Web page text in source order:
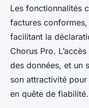
Les fonctionnalités
factures
facilitant la
Chorus Pro.
des données, et un
son attractivité pour
en quête de fiabilité.